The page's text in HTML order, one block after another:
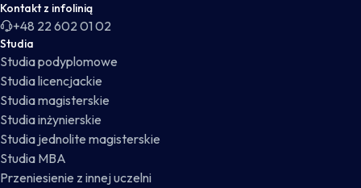
Kontakt z infolinią
+48 22 602 01 02
Studia
Studia podyplomowe
Studia licencjackie
Studia magisterskie
Studia inżynierskie
Studia jednolite magisterskie
Studia MBA
Przeniesienie z innej uczelni